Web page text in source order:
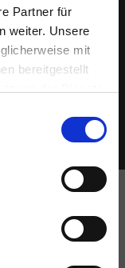
Partner für
weiter. Unsere
mit
bereitgestellt